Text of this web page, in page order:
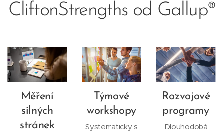
CliftonStrengths od Gallup®
Měření
silných
stránek
Týmové
workshopy
Systematicky s
Rozvojové
programy
Dlouhodobá